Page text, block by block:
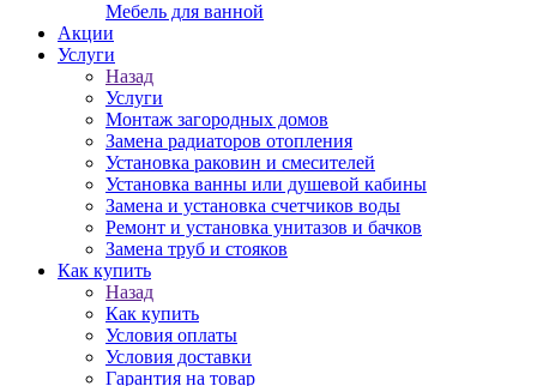
Мебель для ванной
Акции
Услуги
Назад
Услуги
Монтаж загородных домов
Замена радиаторов отопления
Установка раковин и смесителей
Установка ванны или душевой кабины
Замена и установка счетчиков воды
Ремонт и установка унитазов и бачков
Замена труб и стояков
Как купить
Назад
Как купить
Условия оплаты
Условия доставки
Гарантия на товар